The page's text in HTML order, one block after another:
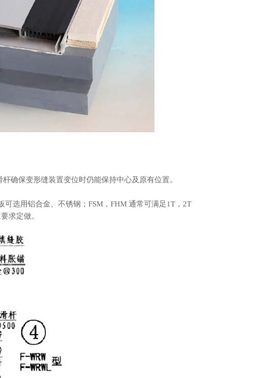
确保变形缝装置变位时仍能保持中心及原有位置。
选用铝合金、不锈钢；FSM，FHM 通常可满足1T，2T
求定做。